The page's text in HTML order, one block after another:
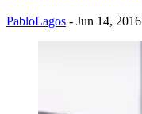
PabloLagos - Jun 14, 2016